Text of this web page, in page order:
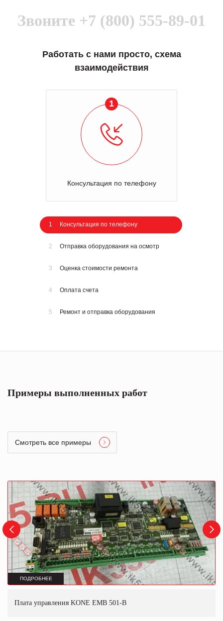
Звоните +7 (800) 555-89-01
Работать с нами просто, схема
взаимодействия
1
Консультация по телефону
1 Консультация по телефону
2 Отправка оборудования на осмотр
3 Оценка стоимости ремонта
4 Оплата счета
5 Ремонт и отправка оборудования
Примеры выполненных работ
Смотреть все примеры
ПОДРОБНЕЕ
Плата управления KONE EMB 501-B